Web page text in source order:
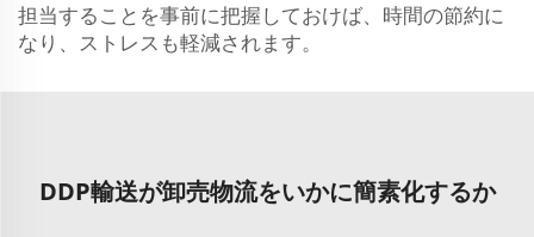
担当することを事前に把握しておけば、時間の節約に
なり、ストレスも軽減されます。
DDP輸送が卸売物流をいかに簡素化するか